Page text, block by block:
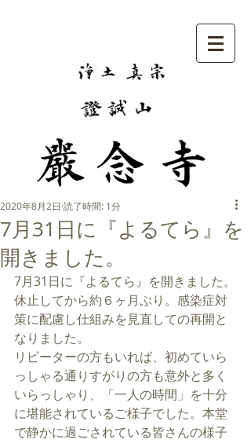
7月31日に『よるてら』を
開きました。
2020年8月2日 読了時間: 1分
7月31日に『よるてら』を開きました。
休止してから約６ヶ月ぶり。感染症対
策に配慮し仕組みを見直しての再開と
なりました。
リピーターの方もいれば、初めていら
っしゃる通りすがりの方も意外と多く
いらっしゃり、「一人の時間」を十分
に堪能されているご様子でした。本堂
で静かに過ごされている皆さんの様子